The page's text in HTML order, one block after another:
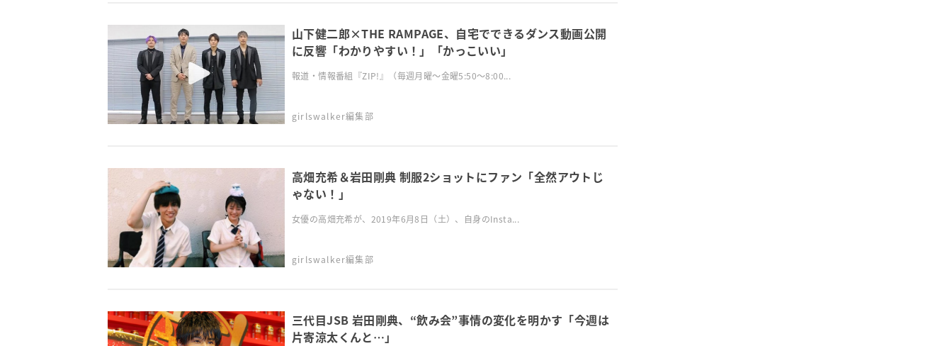
山下健二郎×THE RAMPAGE、自宅でできるダンス動画公開
に反響「わかりやすい！」「かっこいい」
報道・情報番組『ZIP!』（毎週月曜～金曜5:50～8:00...
girlswalker編集部
高畑充希＆岩田剛典 制服2ショットにファン「全然アウトじ
ゃない！」
女優の高畑充希が、2019年6月8日（土）、自身のInsta...
girlswalker編集部
三代目JSB 岩田剛典、“飲み会”事情の変化を明かす「今週は
片寄涼太くんと…」